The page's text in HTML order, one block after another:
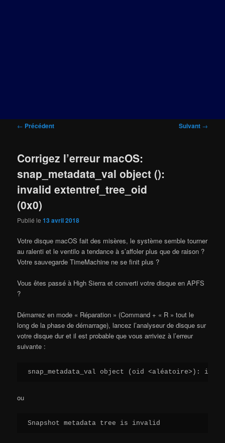
Navigation
← Précédent Suivant →
Corrigez l’erreur macOS:
snap_metadata_val object ():
invalid extentref_tree_oid
(0x0)
Publié le13 avril 2018
Votre disque macOS fait des misères, le système semble tourner
au ralenti et le ventilo a tendance à s’affoler plus que de raison ?
Votre sauvegarde TimeMachine ne se finit plus ?
Vous êtes passé à High Sierra et converti votre disque en APFS
?
Démarrez en mode « Réparation » (Command + « R » tout le
long de la phase de démarrage), lancez l’analyseur de disque sur
votre disque dur et il est probable que vous arriviez à l’erreur
suivante :
snap_metadata_val object (oid <aléatoire>):
ou
Snapshot metadata tree is invalid